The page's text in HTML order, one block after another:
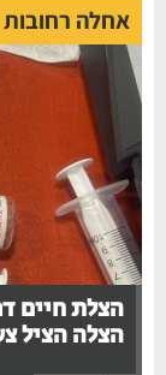
אחלה רחובות
הצלת חיים
הצלה הציל